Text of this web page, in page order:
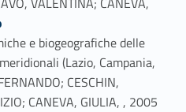
e biogeografiche delle
(Lazio, Campania,
CESCHIN,
CANEVA, GIULIA, , 2005